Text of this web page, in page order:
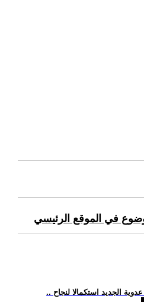
في الموقع الرئيسي
الجديد استكمالا لنجاح